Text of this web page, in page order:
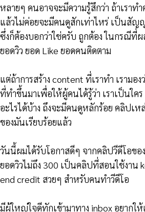
หลายๆ คนอาจจะมีความรู้สึกว่า ถ้าเรา
แล้วไม่ค่อยจะมีคนดูสักเท่าไหร่ เป็นสัญ
ซึ่งก็ต้องบอกว่าใช่ครับ ถูกต้อง ในกรณีที่
ยอดวิว ยอด Like ยอดคนติดตาม
แต่ถ้าการสร้าง content ที่เราทำ เรามอ
ที่ทำขึ้นมาเพื่อให้ผู้คนได้รู้ว่า เราเป็นใคร
อะไรได้บ้าง ถึงจะมีคนดูหลักร้อย คลิปเ
ของมันเรียบร้อยแล้ว
วันนี้ผมได้รับโอกาสดีๆ จากคลิปวีดีโอข
ยอดวิวไม่ถึง 300 เป็นคลิปที่สอนใช้งาน
end credit สวยๆ สำหรับคนทำวีดีโอ
มีผู้ใหญ่ใจดีทักเข้ามาทาง inbox อยากให้